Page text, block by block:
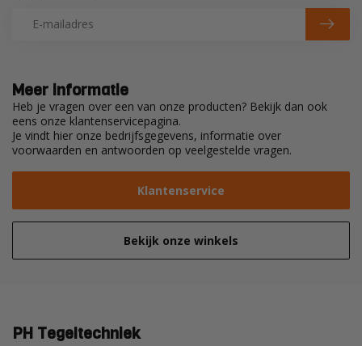
Meer informatie
Heb je vragen over een van onze producten? Bekijk dan ook
eens onze klantenservicepagina.
Je vindt hier onze bedrijfsgegevens, informatie over
voorwaarden en antwoorden op veelgestelde vragen.
Klantenservice
Bekijk onze winkels
PH Tegeltechniek